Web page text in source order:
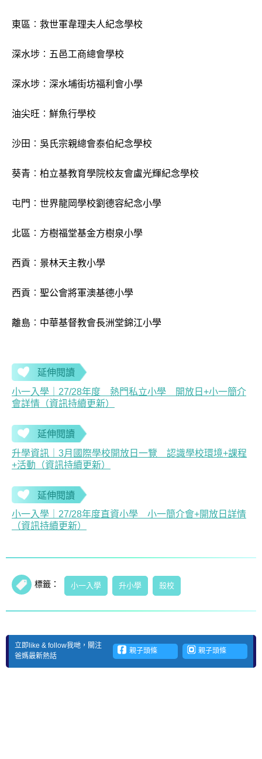
東區︰救世軍韋理夫人紀念學校
深水埗︰五邑工商總會學校
深水埗︰深水埔街坊福利會小學
油尖旺︰鮮魚行學校
沙田︰吳氏宗親總會泰伯紀念學校
葵青︰柏立基教育學院校友會盧光輝紀念學校
屯門︰世界龍岡學校劉德容紀念小學
北區︰方樹福堂基金方樹泉小學
西貢︰景林天主教小學
西貢︰聖公會將軍澳基德小學
離島︰中華基督教會長洲堂錦江小學
延伸閱讀
小一入學｜27/28年度 熱門私立小學 開放日+小一簡介
會詳情（資訊持續更新）
延伸閱讀
升學資訊｜3月國際學校開放日一覽 認識學校環境+課程
+活動（資訊持續更新）
延伸閱讀
小一入學｜27/28年度直資小學 小一簡介會+開放日詳情
（資訊持續更新）
標籤： 小一入學 升小學 殺校
立即like & follow我哋，關注
爸媽最新熱話
親子頭條 親子頭條